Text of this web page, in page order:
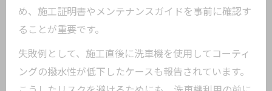
め、施工証明書やメンテナンスガイドを事前に確認す
ることが重要です。
失敗例として、施工直後に洗車機を使用してコーティ
ングの撥水性が低下したケースも報告されています。